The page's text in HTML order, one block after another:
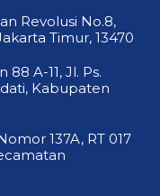
Revolusi No.8,
Timur, 13470
A-11, Jl. Ps.
Kabupaten
137A, RT 017